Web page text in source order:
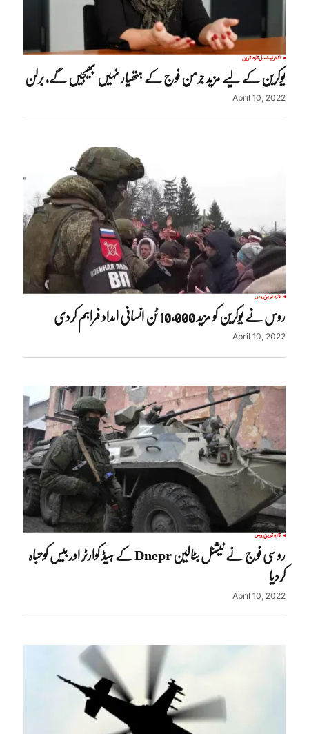
انٹرنیشنلتازہ ترین
یوکرین کے لیے مزید جرمن فوج کے ہتھیار نہیں بھیجیں گے، برلن
April 10, 2022
تازہ ترینروس
روس نے یوکرین کو مزید 10,000 ٹن انسانی امداد فراہم کردی
April 10, 2022
تازہ ترینروس
روسی فوج نے نیشنل بٹالین Dnepr کے ہیڈ کوارٹر اور بیس کو تباہ
کردیا
April 10, 2022